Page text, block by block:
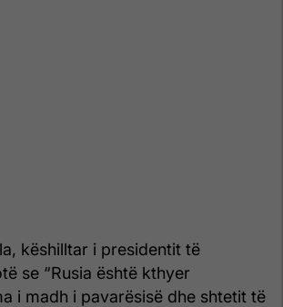
këshilltar i presidentit të
se “Rusia është kthyer
i madh i pavarësisë dhe shtetit të